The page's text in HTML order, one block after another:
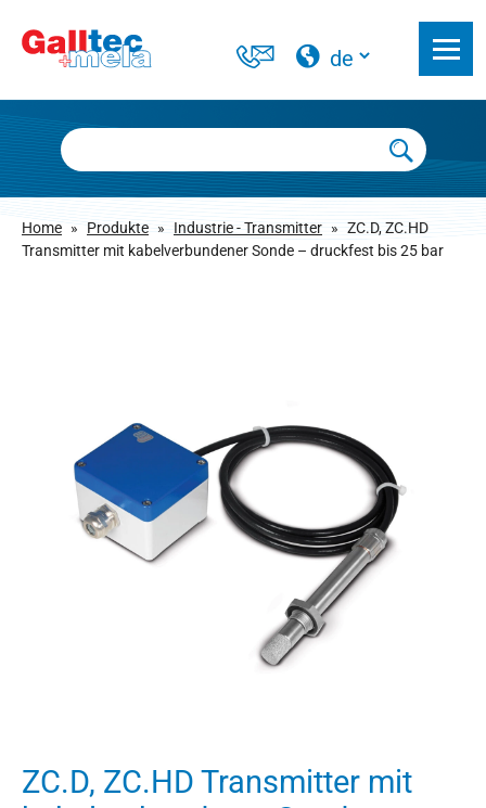
Home » Produkte » Industrie - Transmitter » ZC.D, ZC.HD
Transmitter mit kabelverbundener Sonde – druckfest bis 25 bar
ZC.D, ZC.HD Transmitter mit